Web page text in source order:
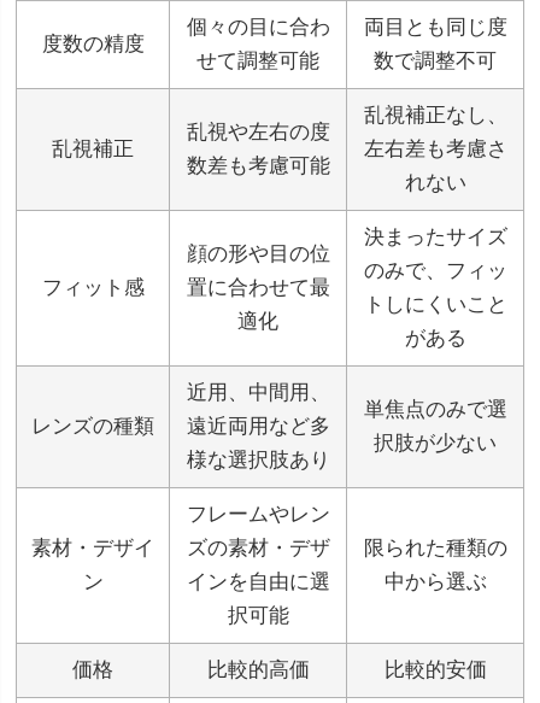
度数の精度
個々の目に合わ
せて調整可能
両目とも同じ度
数で調整不可
乱視補正
乱視や左右の度
数差も考慮可能
乱視補正なし、
左右差も考慮さ
れない
フィット感
顔の形や目の位
置に合わせて最
適化
決まったサイズ
のみで、フィッ
トしにくいこと
がある
レンズの種類
近用、中間用、
遠近両用など多
様な選択肢あり
単焦点のみで選
択肢が少ない
素材・デザイ
ン
フレームやレン
ズの素材・デザ
インを自由に選
択可能
限られた種類の
中から選ぶ
価格 比較的高価 比較的安価